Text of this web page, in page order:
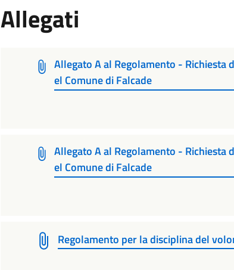
Allegati
Allegato A al Regolamento - Richiesta
el Comune di Falcade
Allegato A al Regolamento - Richiesta
el Comune di Falcade
Regolamento per la disciplina del